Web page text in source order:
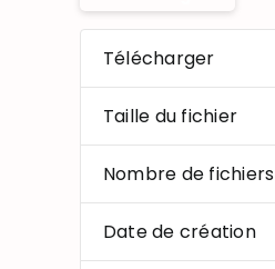
Télécharger
Taille du fichier
Nombre de fichiers
Date de création